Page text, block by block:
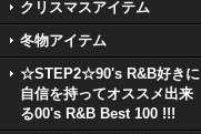
クリスマスアイテム
冬物アイテム
☆STEP2☆90's R&B好きに
自信を持ってオススメ出来
る00's R&B Best 100 !!!